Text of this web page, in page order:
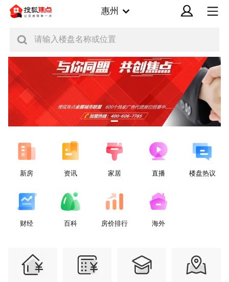
惠州
请输入楼盘名称或位置
新房 资讯 家居 直播 楼盘热议
财经 百科 房价排行 海外